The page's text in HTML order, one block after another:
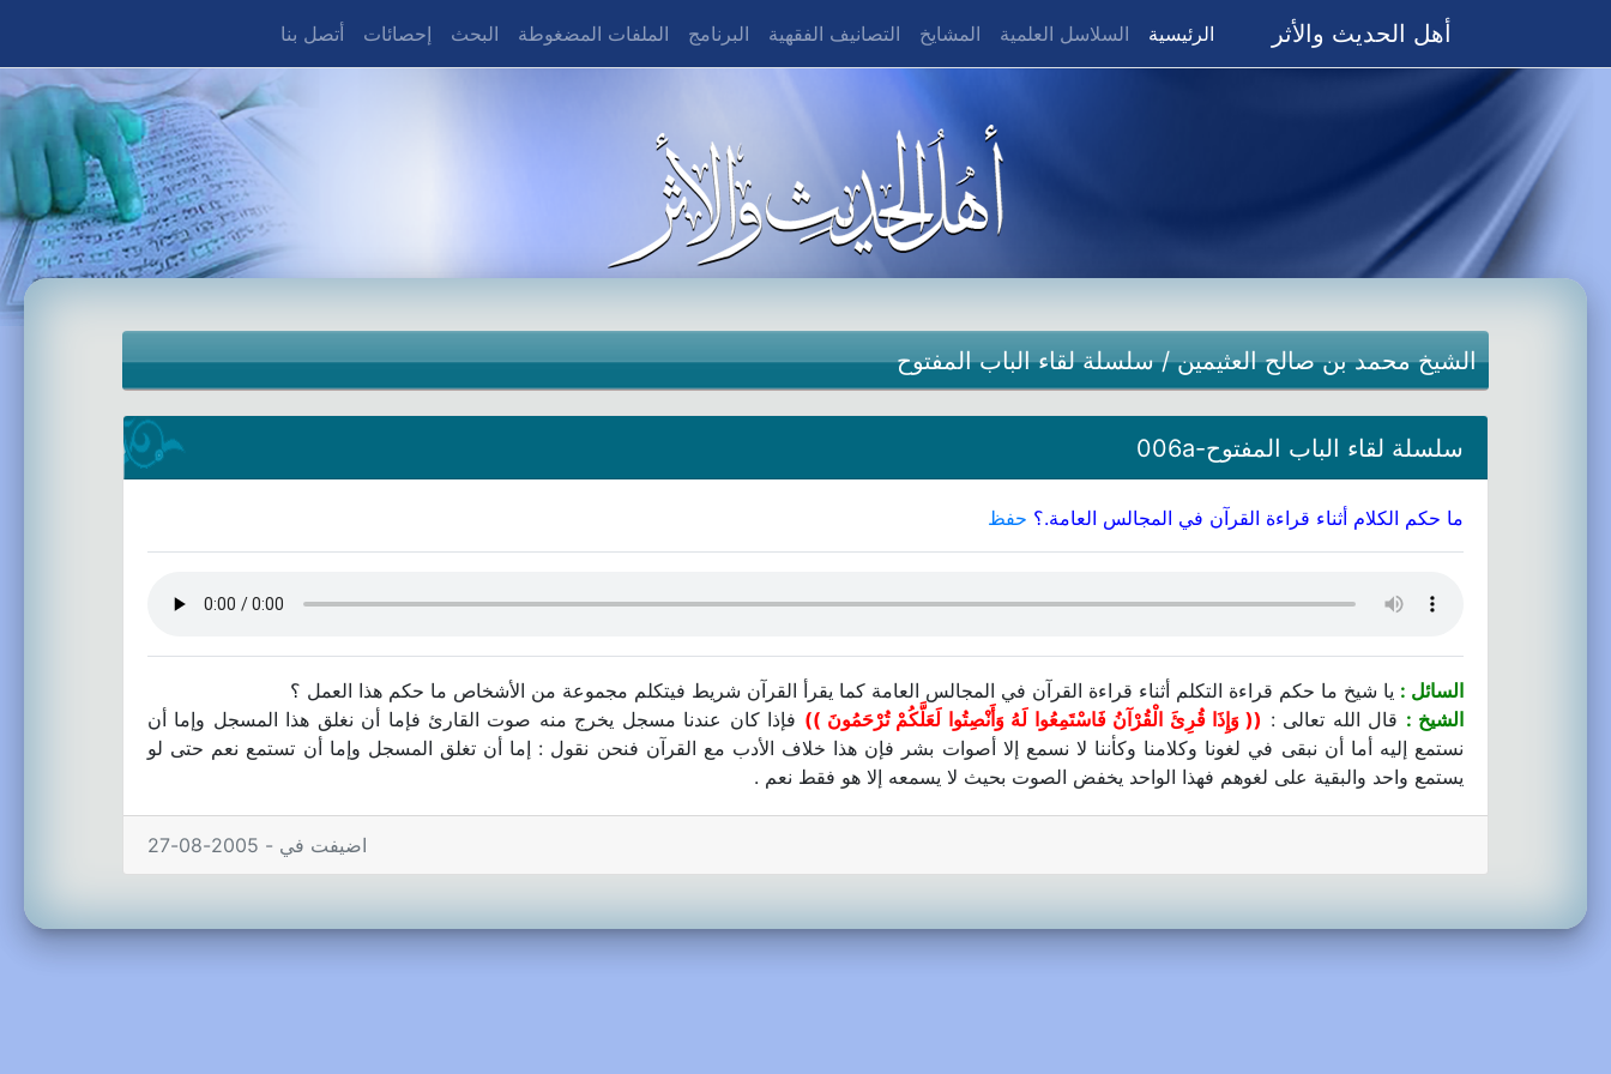
أهل الحديث والأثر الرئيسية السلاسل العلمية المشايخ التصانيف الفقهية البرنامج الملفات المضغوطة البحث إحصائات أتصل بنا
الشيخ محمد بن صالح العثيمين/سلسلة لقاء الباب المفتوح
سلسلة لقاء الباب المفتوح-006a
ما حكم الكلام أثناء قراءة القرآن في المجالس العامة.؟ حفظ
السائل : يا شيخ ما حكم قراءة التكلم أثناء قراءة القرآن في المجالس العامة كما يقرأ القرآن شريط فيتكلم مجموعة من الأشخاص ما حكم هذا العمل ؟
الشيخ : قال الله تعالى : (( وَإِذَا قُرِئَ الْقُرْآنُ فَاسْتَمِعُوا لَهُ وَأَنْصِتُوا لَعَلَّكُمْ تُرْحَمُونَ )) فإذا كان عندنا مسجل يخرج منه صوت القارئ فإما أن نغلق هذا المسجل وإما أن
نستمع إليه أما أن نبقى في لغونا وكلامنا وكأننا لا نسمع إلا أصوات بشر فإن هذا خلاف الأدب مع القرآن فنحن نقول : إما أن تغلق المسجل وإما أن تستمع نعم حتى لو
يستمع واحد والبقية على لغوهم فهذا الواحد يخفض الصوت بحيث لا يسمعه إلا هو فقط نعم .
اضيفت في - 2005-08-27